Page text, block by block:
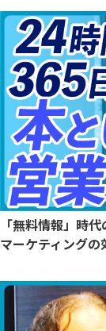
「無料情報」時
マーケティングの